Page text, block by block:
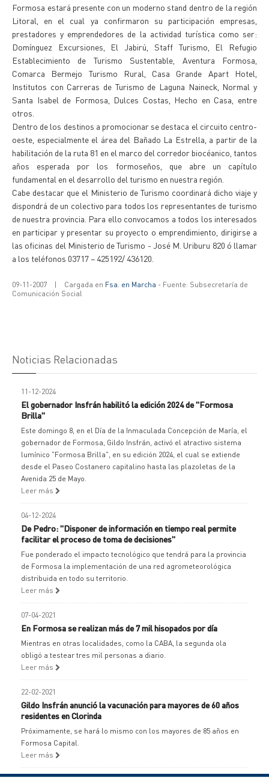
Formosa estará presente con un moderno stand dentro de la región
Litoral, en el cual ya confirmaron su participación empresas,
prestadores y emprendedores de la actividad turística como ser:
Domínguez Excursiones, El Jabirú, Staff Turismo, El Refugio
Establecimiento de Turismo Sustentable, Aventura Formosa,
Comarca Bermejo Turismo Rural, Casa Grande Apart Hotel,
Institutos con Carreras de Turismo de Laguna Naineck, Normal y
Santa Isabel de Formosa, Dulces Costas, Hecho en Casa, entre
otros.
Dentro de los destinos a promocionar se destaca el circuito centro-
oeste, especialmente el área del Bañado La Estrella, a partir de la
habilitación de la ruta 81 en el marco del corredor biocéanico, tantos
años esperada por los formoseños, que abre un capítulo
fundamental en el desarrollo del turismo en nuestra región.
Cabe destacar que el Ministerio de Turismo coordinará dicho viaje y
dispondrá de un colectivo para todos los representantes de turismo
de nuestra provincia. Para ello convocamos a todos los interesados
en participar y presentar su proyecto o emprendimiento, dirigirse a
las oficinas del Ministerio de Turismo - José M. Uriburu 820 ó llamar
a los teléfonos 03717 – 425192/ 436120.
09-11-2007 | Cargada en Fsa. en Marcha - Fuente: Subsecretaría de
Comunicación Social
Noticias Relacionadas
11-12-2024
El gobernador Insfrán habilitó la edición 2024 de "Formosa
Brilla"
Este domingo 8, en el Día de la Inmaculada Concepción de María, el
gobernador de Formosa, Gildo Insfrán, activó el atractivo sistema
lumínico "Formosa Brilla", en su edición 2024, el cual se extiende
desde el Paseo Costanero capitalino hasta las plazoletas de la
Avenida 25 de Mayo.
Leer más
04-12-2024
De Pedro: "Disponer de información en tiempo real permite
facilitar el proceso de toma de decisiones"
Fue ponderado el impacto tecnológico que tendrá para la provincia
de Formosa la implementación de una red agrometeorológica
distribuida en todo su territorio.
Leer más
07-04-2021
En Formosa se realizan más de 7 mil hisopados por día
Mientras en otras localidades, como la CABA, la segunda ola
obligó a testear tres mil personas a diario.
Leer más
22-02-2021
Gildo Insfrán anunció la vacunación para mayores de 60 años
residentes en Clorinda
Próximamente, se hará lo mismo con los mayores de 85 años en
Formosa Capital.
Leer más